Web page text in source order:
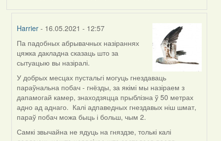
Harrier - 16.05.2021 - 12:57
In
reply
to
by
ZNR
Па падобных абрывачных назіраннях
цяжка дакладна сказаць што за
сытуацыю вы назіралі.
У добрых месцах пустальгі могуць гнездаваць
параўнальна побач - гнёзды, за якімі мы назіраем з
дапамогай камер, знаходзяцца прыблізна ў 50 метрах
адно ад аднаго. Калі адпаведных гнездавых ніш шмат,
параў побач можа быць і больш, чым 2.
Самкі звычайна не ядуць на гняздзе, толькі калі